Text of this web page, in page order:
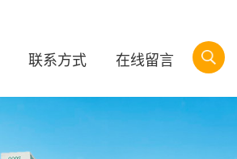
联系方式 在线留言